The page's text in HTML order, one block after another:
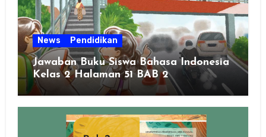
News Pendidikan
Jawaban Buku Siswa Bahasa Indonesia
Kelas 2 Halaman 51 BAB 2